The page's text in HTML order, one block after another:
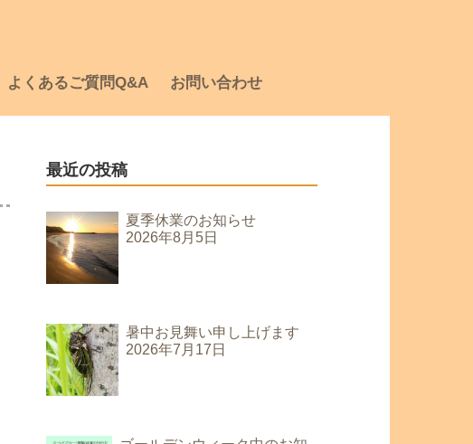
よくあるご質問Q&A お問い合わせ
最近の投稿
夏季休業のお知らせ
2026年8月5日
暑中お見舞い申し上げます
2026年7月17日